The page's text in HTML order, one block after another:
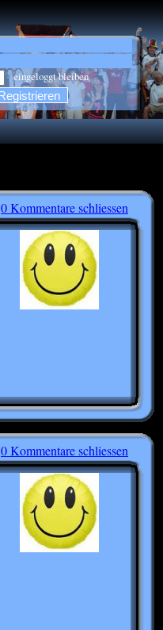
eingeloggt bleiben
0 Kommentare schliessen
0 Kommentare schliessen